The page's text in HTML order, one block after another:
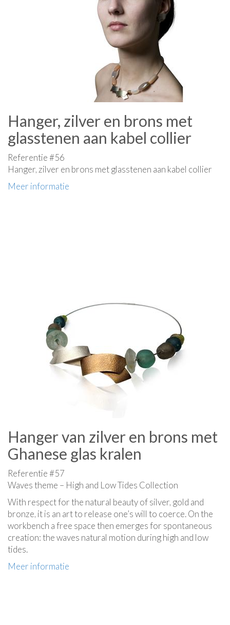
Hanger, zilver en brons met
glasstenen aan kabel collier
Referentie #56
Hanger, zilver en brons met glasstenen aan kabel collier
Meer informatie
Hanger van zilver en brons met
Ghanese glas kralen
Referentie #57
Waves theme – High and Low Tides Collection
With respect for the natural beauty of silver, gold and
bronze, it is an art to release one’s will to coerce. On the
workbench a free space then emerges for spontaneous
creation: the waves natural motion during high and low
tides.
Meer informatie